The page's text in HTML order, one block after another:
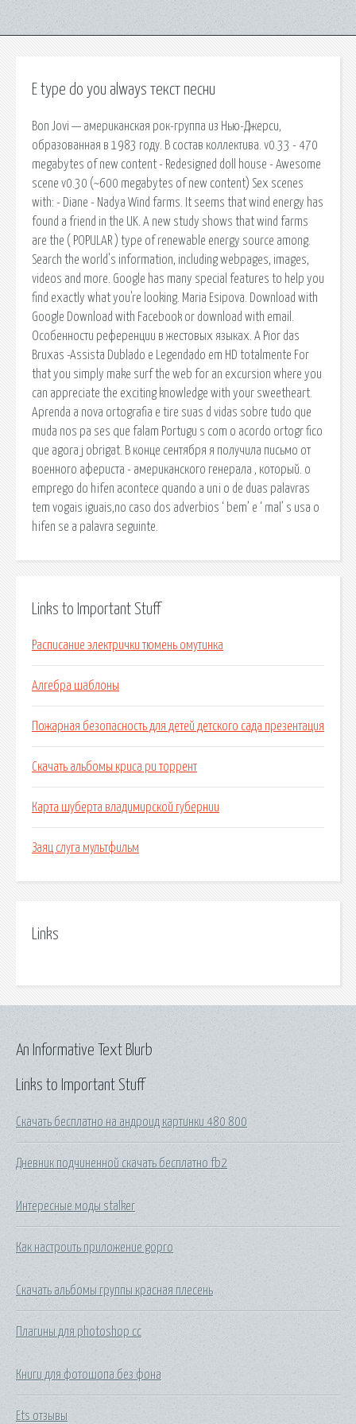
E type do you always текст песни
Bon Jovi — американская рок-группа из Нью-Джерси,
образованная в 1983 году. В состав коллектива. v0.33 - 470
megabytes of new content - Redesigned doll house - Awesome
scene v0.30 (~600 megabytes of new content) Sex scenes
with: - Diane - Nadya Wind farms. It seems that wind energy has
found a friend in the UK. A new study shows that wind farms
are the ( POPULAR ) type of renewable energy source among.
Search the world's information, including webpages, images,
videos and more. Google has many special features to help you
find exactly what you're looking. Maria Esipova. Download with
Google Download with Facebook or download with email.
Особенности референции в жестовых языках. A Pior das
Bruxas -Assista Dublado e Legendado em HD totalmente For
that you simply make surf the web for an excursion where you
can appreciate the exciting knowledge with your sweetheart.
Aprenda a nova ortografia e tire suas d vidas sobre tudo que
muda nos pa ses que falam Portugu s com o acordo ortogr fico
que agora j obrigat. В конце сентября я получила письмо от
военного афериста - американского генерала , который. o
emprego do hifen acontece quando a uni o de duas palavras
tem vogais iguais,no caso dos adverbios ‘ bem’ e ‘ mal’ s usa o
hifen se a palavra seguinte.
Links to Important Stuff
Расписание электрички тюмень омутинка
Алгебра шаблоны
Пожарная безопасность для детей детского сада презентация
Скачать альбомы криса ри торрент
Карта шуберта владимирской губернии
Заяц слуга мультфильм
Links
Links to Important Stuff
Скачать бесплатно на андроид картинки 480 800
Дневник подчиненной скачать бесплатно fb2
Интересные моды stalker
Как настроить приложение gopro
Скачать альбомы группы красная плесень
Плагины для photoshop cc
Книги для фотошопа без фона
Ets отзывы
An Informative Text Blurb